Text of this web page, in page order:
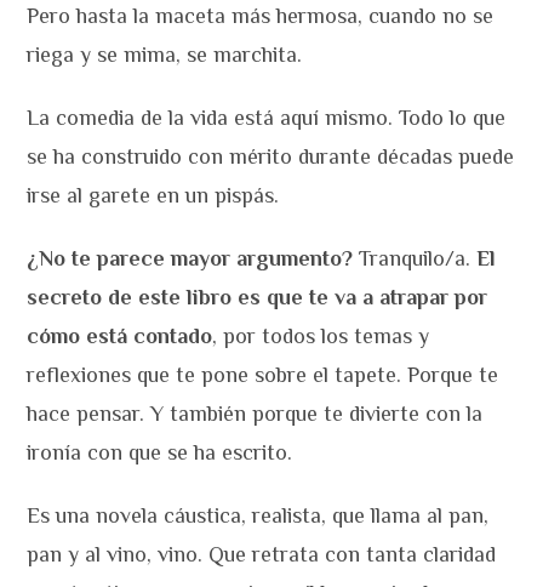
Pero hasta la maceta más hermosa, cuando no se
riega y se mima, se marchita.
La comedia de la vida está aquí mismo. Todo lo que
se ha construido con mérito durante décadas puede
irse al garete en un pispás.
¿No te parece mayor argumento? Tranquilo/a.El
secreto de este libro es que te va a atrapar por
cómo está contado, por todos los temas y
reflexiones que te pone sobre el tapete. Porque te
hace pensar. Y también porque te divierte con la
ironía con que se ha escrito.
Es una novela cáustica, realista, que llama al pan,
pan y al vino, vino. Que retrata con tanta claridad